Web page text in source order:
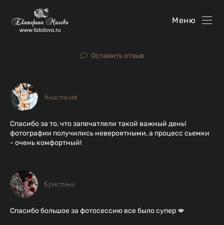
Меню
Оставить отзыв
Анастасия
Спасибо за то, что запечатлели такой важный день!
фотографии получились невероятными, а процесс сьемки
- очень комфортный!
Кристина
Спасибо большое за фотосессию все было супер 💋